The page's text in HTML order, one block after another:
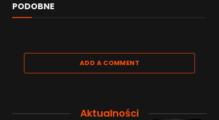
PODOBNE
ADD A COMMENT
Aktualności